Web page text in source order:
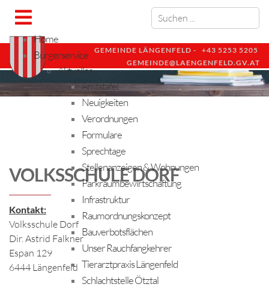
GEMEINDE LÄNGENFELD - +43 5253 5205
GEMEINDE@LAENGENFELD.GV.AT
Home
Bürgerservice
Aktuelles
Amtstafel
Neuigkeiten
Verordnungen
Formulare
Sprechtage
Stellenanzeigen & Wohnungen
Parkraumbewirtschaftung
Infrastruktur
Raumordnungskonzept
Bauverbotsflächen
Unser Rauchfangkehrer
Tierarztpraxis Längenfeld
Schlachtstelle Ötztal
VOLKSSCHULE DORF
Kontakt:
Volksschule Dorf
Dir. Astrid Falkner
Espan 129
6444 Längenfeld